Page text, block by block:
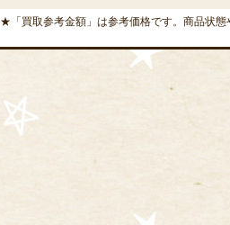
★「買取参考金額」は参考価格です。商品状態